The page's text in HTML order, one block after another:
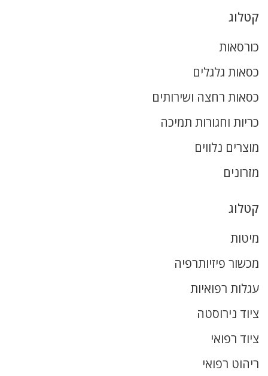
קטלוג
כורסאות
כסאות גלגלים
כסאות רחצה ושירותים
כריות וחגורות תמיכה
מוצרים נלווים
מזרונים
קטלוג
מיטות
מכשור פיזיותרפיה
עגלות רפואיות
ציוד נירוסטה
ציוד רפואי
ריהוט רפואי